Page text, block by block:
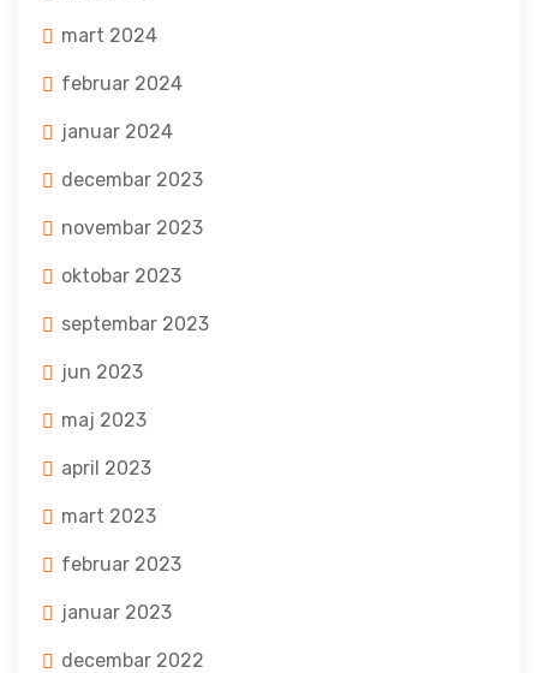
mart 2024
februar 2024
januar 2024
decembar 2023
novembar 2023
oktobar 2023
septembar 2023
jun 2023
maj 2023
april 2023
mart 2023
februar 2023
januar 2023
decembar 2022